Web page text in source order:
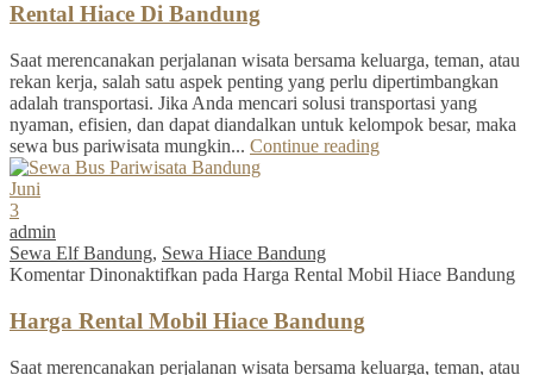
Rental Hiace Di Bandung
Saat merencanakan perjalanan wisata bersama keluarga, teman, atau
rekan kerja, salah satu aspek penting yang perlu dipertimbangkan
adalah transportasi. Jika Anda mencari solusi transportasi yang
nyaman, efisien, dan dapat diandalkan untuk kelompok besar, maka
sewa bus pariwisata mungkin... Continue reading
Juni
3
admin
Sewa Elf Bandung, Sewa Hiace Bandung
Komentar Dinonaktifkan pada Harga Rental Mobil Hiace Bandung
Harga Rental Mobil Hiace Bandung
Saat merencanakan perjalanan wisata bersama keluarga, teman, atau